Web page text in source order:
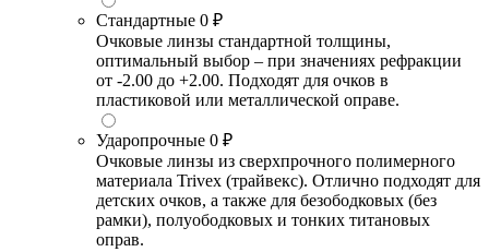
Стандартные 0 ₽
Очковые линзы стандартной толщины,
оптимальный выбор – при значениях рефракции
от -2.00 до +2.00. Подходят для очков в
пластиковой или металлической оправе.
Ударопрочные 0 ₽
Очковые линзы из сверхпрочного полимерного
материала Trivex (трайвекс). Отлично подходят для
детских очков, а также для безободковых (без
рамки), полуободковых и тонких титановых
оправ.